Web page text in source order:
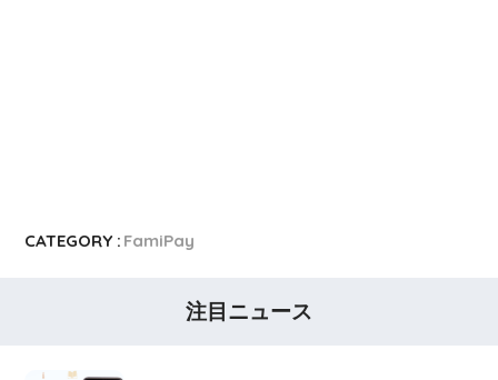
CATEGORY : FamiPay
注目ニュース